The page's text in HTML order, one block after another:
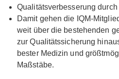
Qualitätsverbesserung
Damit gehen die IQM-
weit über die bestehenden
zur Qualitätssicherung
bester Medizin und
Maßstäbe.